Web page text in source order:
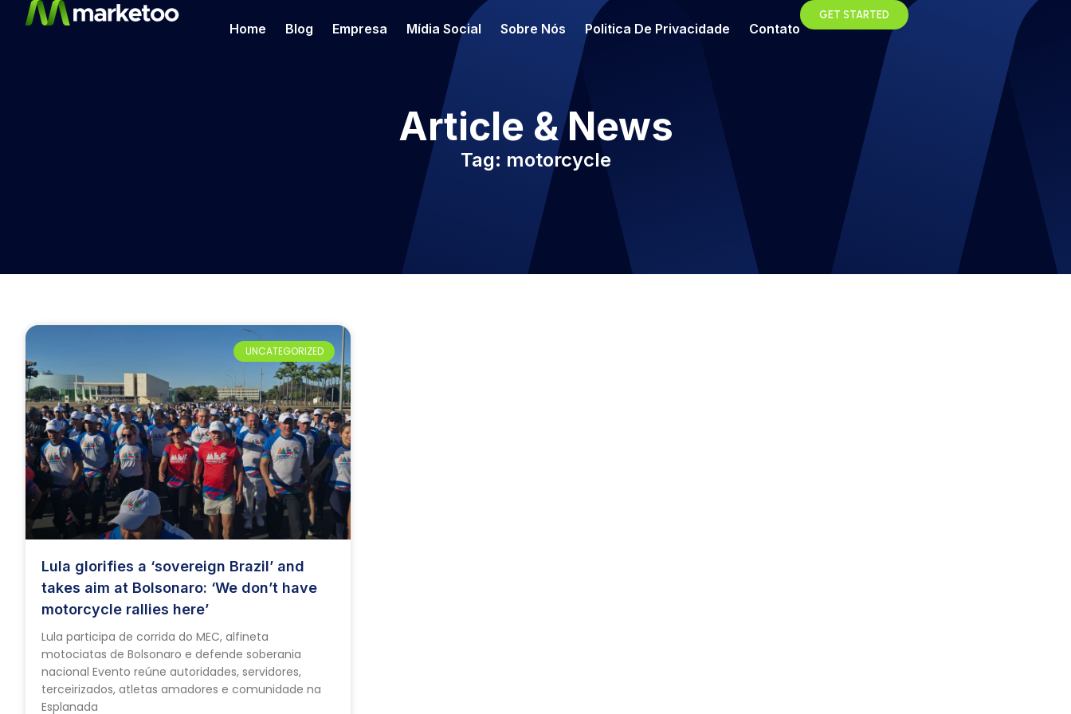
Home Blog Empresa Mídia Social Sobre Nós Politica De Privacidade Contato
GET STARTED
Article & News
Tag: motorcycle
UNCATEGORIZED
Lula glorifies a ‘sovereign Brazil’ and
takes aim at Bolsonaro: ‘We don’t have
motorcycle rallies here’
Lula participa de corrida do MEC, alfineta
motociatas de Bolsonaro e defende soberania
nacional Evento reúne autoridades, servidores,
terceirizados, atletas amadores e comunidade na
Esplanada